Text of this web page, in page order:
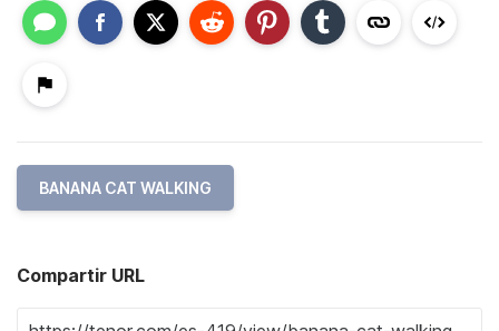
BANANA CAT WALKING
Compartir URL